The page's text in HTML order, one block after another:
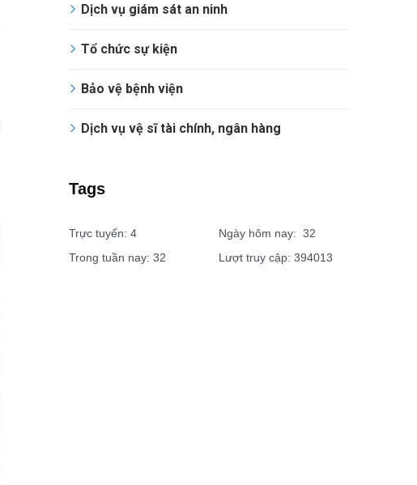
Dịch vụ giám sát an ninh
Tổ chức sự kiện
Bảo vệ bệnh viện
Dịch vụ vệ sĩ tài chính, ngân hàng
Tags
Trực tuyến: 4
Ngày hôm nay: 32
Trong tuần nay: 32
Lượt truy cập: 394013